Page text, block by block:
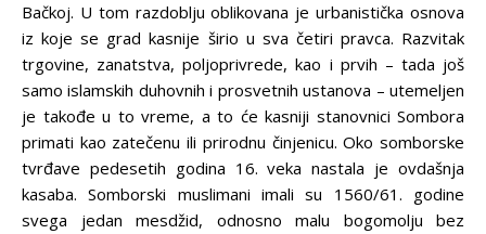
Bačkoj. U tom razdoblju oblikovana je urbanistička osnova
iz koje se grad kasnije širio u sva četiri pravca. Razvitak
trgovine, zanatstva, polјoprivrede, kao i prvih – tada još
samo islamskih duhovnih i prosvetnih ustanova – utemelјen
je takođe u to vreme, a to će kasniji stanovnici Sombora
primati kao zatečenu ili prirodnu činjenicu. Oko somborske
tvrđave pedesetih godina 16. veka nastala je ovdašnja
kasaba. Somborski muslimani imali su 1560/61. godine
svega jedan mesdžid, odnosno malu bogomolјu bez